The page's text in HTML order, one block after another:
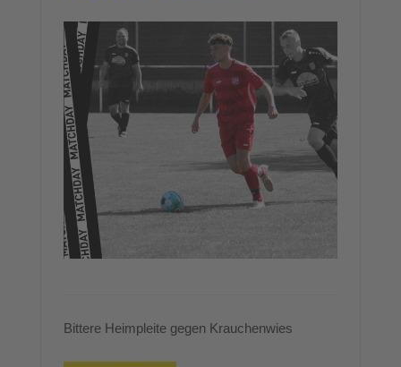
Bittere Heimpleite gegen Krauchenwies